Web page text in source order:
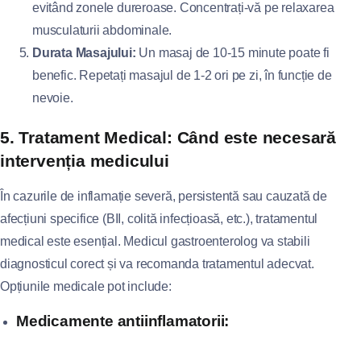
evitând zonele dureroase. Concentrați-vă pe relaxarea
musculaturii abdominale.
Durata Masajului: Un masaj de 10-15 minute poate fi
benefic. Repetați masajul de 1-2 ori pe zi, în funcție de
nevoie.
5. Tratament Medical: Când este necesară
intervenția medicului
În cazurile de inflamație severă, persistentă sau cauzată de
afecțiuni specifice (BII, colită infecțioasă, etc.), tratamentul
medical este esențial. Medicul gastroenterolog va stabili
diagnosticul corect și va recomanda tratamentul adecvat.
Opțiunile medicale pot include:
Medicamente antiinflamatorii: